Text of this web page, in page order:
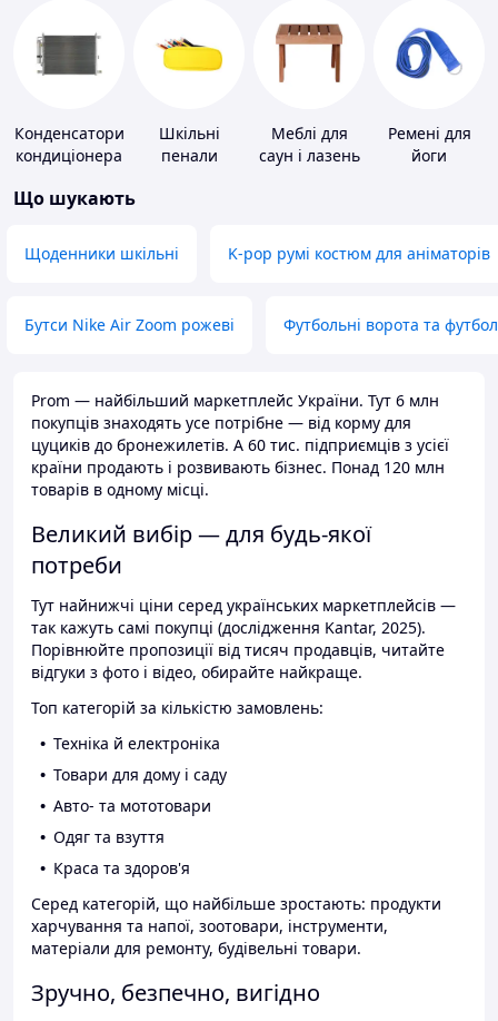
Конденсатори
кондиціонера
Шкільні
пенали
Меблі для
саун і лазень
Ремені для
йоги
Що шукають
Щоденники шкільні K-pop румі костюм для аніматорів
Бутси Nike Air Zoom рожеві Футбольні ворота та
Prom — найбільший маркетплейс України. Тут 6 млн
покупців знаходять усе потрібне — від корму для
цуциків до бронежилетів. А 60 тис. підприємців з усієї
країни продають і розвивають бізнес. Понад 120 млн
товарів в одному місці.
Великий вибір — для будь-якої
потреби
Тут найнижчі ціни серед українських маркетплейсів —
так кажуть самі покупці (дослідження Kantar, 2025).
Порівнюйте пропозиції від тисяч продавців, читайте
відгуки з фото і відео, обирайте найкраще.
Топ категорій за кількістю замовлень:
Техніка й електроніка
Товари для дому і саду
Авто- та мототовари
Одяг та взуття
Краса та здоров'я
Серед категорій, що найбільше зростають: продукти
харчування та напої, зоотовари, інструменти,
матеріали для ремонту, будівельні товари.
Зручно, безпечно, вигідно